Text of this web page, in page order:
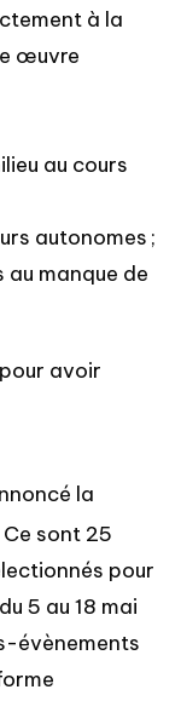
à la
œuvre
au cours
autonomes ;
manque de
pour avoir
la
sont 25
pour
5 au 18 mai
évènements